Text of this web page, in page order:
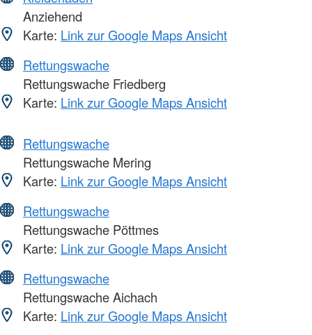
Anziehend
Karte: Link zur Google Maps Ansicht
Rettungswache
Rettungswache Friedberg
Karte: Link zur Google Maps Ansicht
Rettungswache
Rettungswache Mering
Karte: Link zur Google Maps Ansicht
Rettungswache
Rettungswache Pöttmes
Karte: Link zur Google Maps Ansicht
Rettungswache
Rettungswache Aichach
Karte: Link zur Google Maps Ansicht